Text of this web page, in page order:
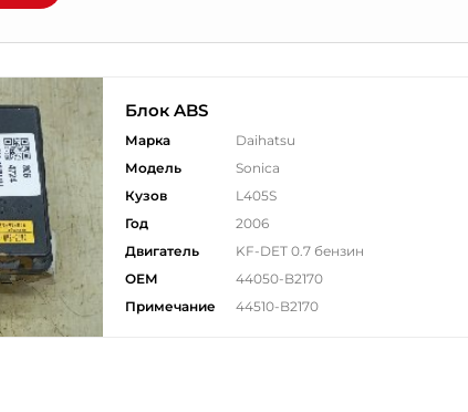
Блок ABS
Марка
Daihatsu
Модель
Sonica
Кузов
L405S
Год
2006
Двигатель
KF-DET 0.7 бензин
ОЕМ
44050-B2170
Примечание
44510-B2170